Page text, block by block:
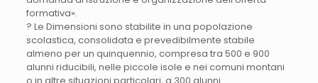
formativa».
? Le Dimensioni sono stabilite in una popolazione
scolastica, consolidata e prevedibilmente stabile
almeno per un quinquennio, compresa tra 500 e 900
alunni riducibili, nelle piccole isole e nei comuni montani
o in altre situazioni particolari, a 300 alunni.